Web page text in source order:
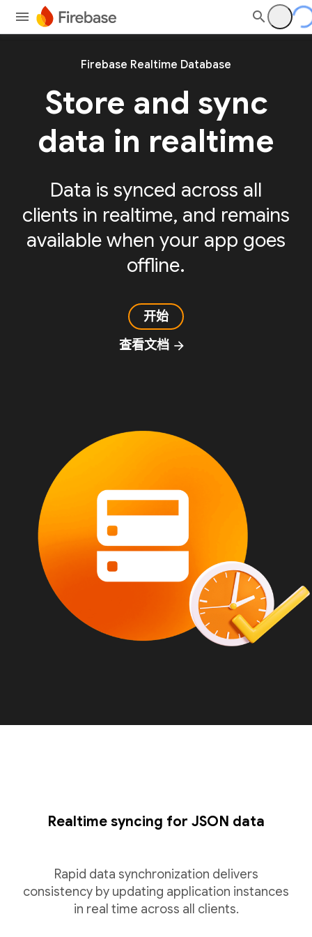
Firebase Realtime Database
Store and sync
data in realtime
Data is synced across all
clients in realtime, and remains
available when your app goes
offline.
开始
查看文档 arrow_forward
Realtime syncing for JSON data
Rapid data synchronization delivers
consistency by updating application instances
in real time across all clients.